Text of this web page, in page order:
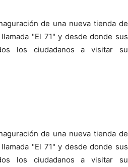
de una nueva tienda de
"El 71" y desde donde sus
los ciudadanos a visitar su
de una nueva tienda de
"El 71" y desde donde sus
los ciudadanos a visitar su